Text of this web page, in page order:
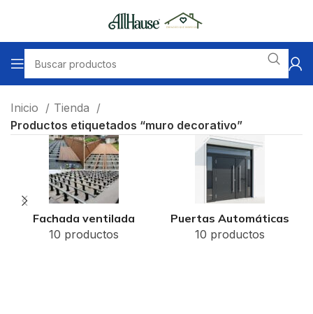
Inicio
Tienda
Productos etiquetados “muro decorativo”
Fachada ventilada
10 productos
Puertas Automáticas
10 productos